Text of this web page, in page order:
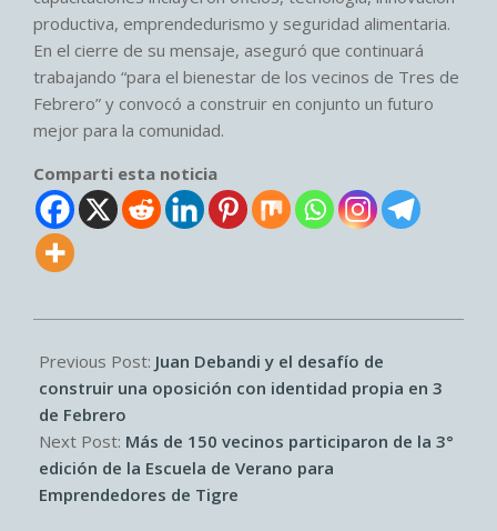
productiva, emprendedurismo y seguridad alimentaria.
En el cierre de su mensaje, aseguró que continuará
trabajando “para el bienestar de los vecinos de Tres de
Febrero” y convocó a construir en conjunto un futuro
mejor para la comunidad.
Comparti esta noticia
03-
02
Previous Post: Juan Debandi y el desafío de
construir una oposición con identidad propia en 3
de Febrero
Next Post: Más de 150 vecinos participaron de la 3°
edición de la Escuela de Verano para
Emprendedores de Tigre